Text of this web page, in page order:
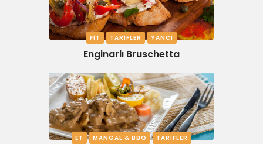
FIT TARIFLER YANCI
Enginarlı Bruschetta
ET MANGAL & BBQ TARIFLER